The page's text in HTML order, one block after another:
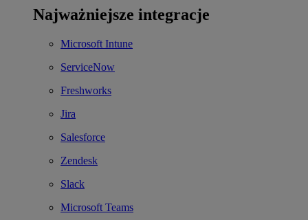
Najważniejsze integracje
Microsoft Intune
ServiceNow
Freshworks
Jira
Salesforce
Zendesk
Slack
Microsoft Teams